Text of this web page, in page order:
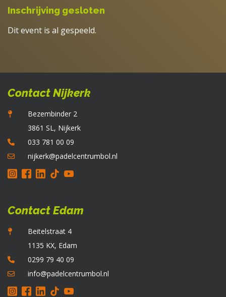
Inschrijving gesloten
Dit event is al gespeeld.
Contact Nijkerk
Bezembinder 2
3861 SL, Nijkerk
033 781 00 09
nijkerk@padelcentrumbol.nl
Contact Edam
Beitelstraat 4
1135 KX, Edam
0299 79 40 09
info@padelcentrumbol.nl